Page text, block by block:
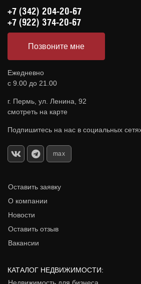
+7 (342) 204-20-67
+7 (922) 374-20-67
Позвоните мне
Ежедневно
с 9.00 до 21.00
г. Пермь, ул. Ленина, 92
смотреть на карте
Подпишитесь на нас в социальных
max
Оставить заявку
О компании
Новости
Оставить отзыв
Вакансии
КАТАЛОГ НЕДВИЖИМОСТИ: